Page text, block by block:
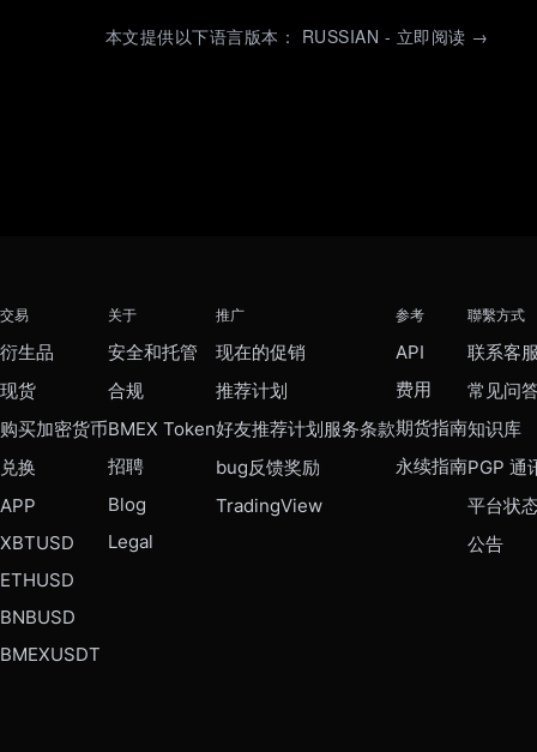
本文提供以下语言版本： RUSSIAN - 立即阅读 →
交易
衍生品
现货
购买加密货币
兑换
APP
XBTUSD
ETHUSD
BNBUSD
BMEXUSDT
关于
安全和托管
合规
BMEX Token
招聘
Blog
Legal
推广
现在的促销
推荐计划
好友推荐计划服务条款
bug反馈奖励
TradingView
参考
API
费用
期货指南
永续指南
聯繫方式
联系客
常见问
知识库
PGP 通
平台状
公告